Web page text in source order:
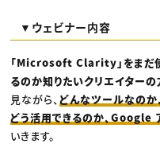
▼ウェビナー内容
「Microsoft Clarity」をまだ
るのか知りたいクリエイター
見ながら、どんなツールなのか
どう活用できるのか、Google
いきます。